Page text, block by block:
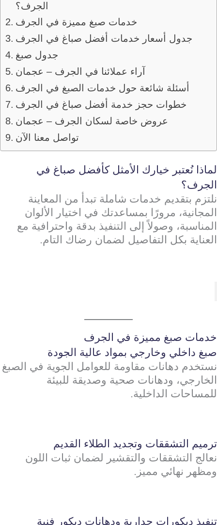
الجرف؟
خدمات صبغ مميزة في الجرف
جدول أسعار خدمات أفضل صباغ في الجرف
جدول صبغ
آراء عملائنا في الجرف – عجمان
أسئلة شائعة حول خدمات الصبغ في الجرف
خطوات حجز خدمة أفضل صباغ في الجرف
عروض خاصة لسكان الجرف – عجمان
تواصل معنا الآن
لماذا نُعتبر خيارك الأمثل كأفضل صباغ في
الجرف؟
نلتزم بتقديم خدمات شاملة تبدأ من المعاينة
المجانية، مرورًا بمساعدتك في اختيار الألوان
المناسبة، وصولاً إلى التنفيذ بدقة واحترافية مع
العناية بكل التفاصيل لضمان رضاك التام.
خدمات صبغ مميزة في الجرف
صبغ داخلي وخارجي بمواد عالية الجودة
نستخدم دهانات مقاومة للعوامل الجوية في الصبغ
الخارجي، ودهانات صحية وصديقة للبيئة
للمساحات الداخلية.
ترميم التشققات وتجديد الطلاء القديم
نعالج التشققات والتقشير لضمان ثبات اللون
ومظهر نهائي مميز.
تنفيذ ديكورات جدارية ودهانات ديكور فنية